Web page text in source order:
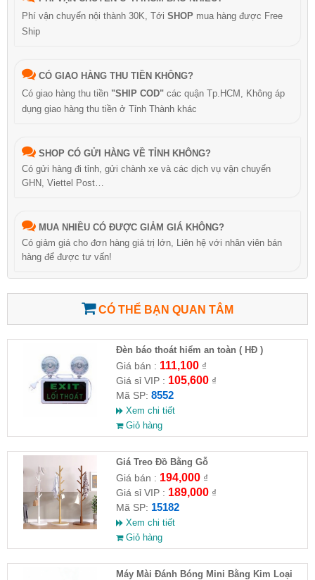
Phí vận chuyển nội thành 30K, Tới SHOP mua hàng được Free
Ship
CÓ GIAO HÀNG THU TIỀN KHÔNG?
Có giao hàng thu tiền "SHIP COD" các quận Tp.HCM, Không áp
dụng giao hàng thu tiền ở Tỉnh Thành khác
SHOP CÓ GỬI HÀNG VỀ TỈNH KHÔNG?
Có gửi hàng đi tỉnh, gửi chành xe và các dịch vụ vận chuyển
GHN, Viettel Post…
MUA NHIỀU CÓ ĐƯỢC GIẢM GIÁ KHÔNG?
Có giảm giá cho đơn hàng giá trị lớn, Liên hệ với nhân viên bán
hàng để được tư vấn!
CÓ THỂ BẠN QUAN TÂM
Đèn báo thoát hiểm an toàn ( HĐ )
Giá bán : 111,100₫
Giá sỉ VIP : 105,600₫
Mã SP: 8552
Xem chi tiết
Giỏ hàng
Giá Treo Đồ Bằng Gỗ
Giá bán : 194,000₫
Giá sỉ VIP : 189,000₫
Mã SP: 15182
Xem chi tiết
Giỏ hàng
Máy Mài Đánh Bóng Mini Bằng Kim Loại